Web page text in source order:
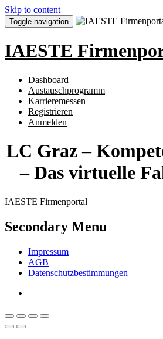
Skip to content
Toggle navigation
IAESTE
Dashboard
Austauschprogramm
Karrieremessen
Registrieren
Anmelden
LC Graz –
– Das virtuelle
IAESTE Firmenportal
Secondary Menu
Impressum
AGB
Datenschutzbestimmungen